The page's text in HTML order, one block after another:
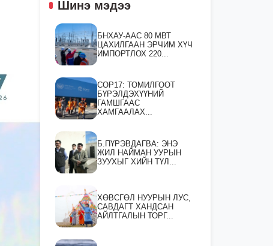
Шинэ мэдээ
БНХАУ-ААС 80 МВТ
ЦАХИЛГААН ЭРЧИМ ХҮЧ
ИМПОРТЛОХ 220...
СOP17: ТОМИЛГООТ
БҮРЭЛДЭХҮҮНИЙ
ГАМШГААС
ХАМГААЛАХ...
Б.ПҮРЭВДАГВА: ЭНЭ
ЖИЛ НАЙМАН УУРЫН
ЗУУХЫГ ХИЙН ТҮЛ...
ХӨВСГӨЛ НУУРЫН ЛУС,
САВДАГТ ХАНДСАН
АЙЛТГАЛЫН ТОРГ...